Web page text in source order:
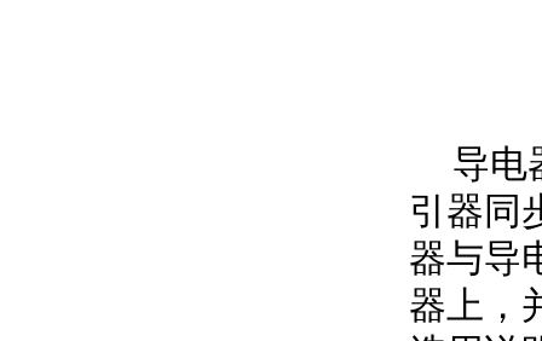
导电
引器同
器与导
器上，